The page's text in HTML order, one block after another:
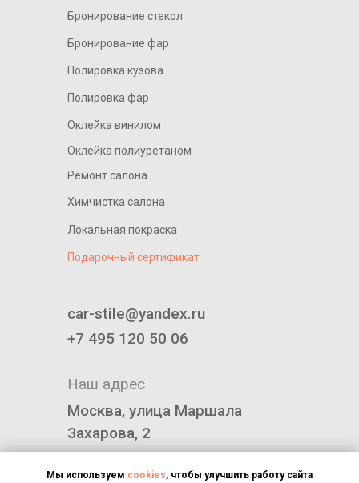
car-stile@yandex.ru
+7 495 120 50 06
Наш адрес
Москва, улица Маршала
Захарова, 2
Политика конфиденциальности
Бронирование стекол
Бронирование фар
Локальная покраска
Подарочный сертификат
Оклейка винилом
Оклейка полиуретаном
Химчистка салона
Полировка кузова
Полировка фар
Ремонт салона
Мы используем cookies, чтобы улучшить работу сайта